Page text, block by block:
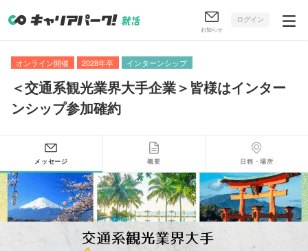
お知らせ
ログイン
オンライン開催 2028年卒 インターンシップ
＜交通系観光業界大手企業＞皆様はインター
ンシップ参加確約
メッセージ 概要 日程・場所